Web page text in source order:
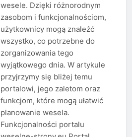
wesele. Dzięki różnorodnym
zasobom i funkcjonalnościom,
użytkownicy mogą znaleźć
wszystko, co potrzebne do
zorganizowania tego
wyjątkowego dnia. W artykule
przyjrzymy się bliżej temu
portalowi, jego zaletom oraz
funkcjom, które mogą ułatwić
planowanie wesela.
Funkcjonalności portalu